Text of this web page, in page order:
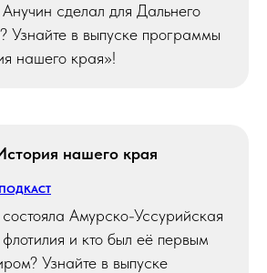
сделал для Дальнего
Узнайте в выпуске программы
нашего края»!
нашего края
Амурско-Уссурийская
флотилия и кто был её первым
Узнайте в выпуске